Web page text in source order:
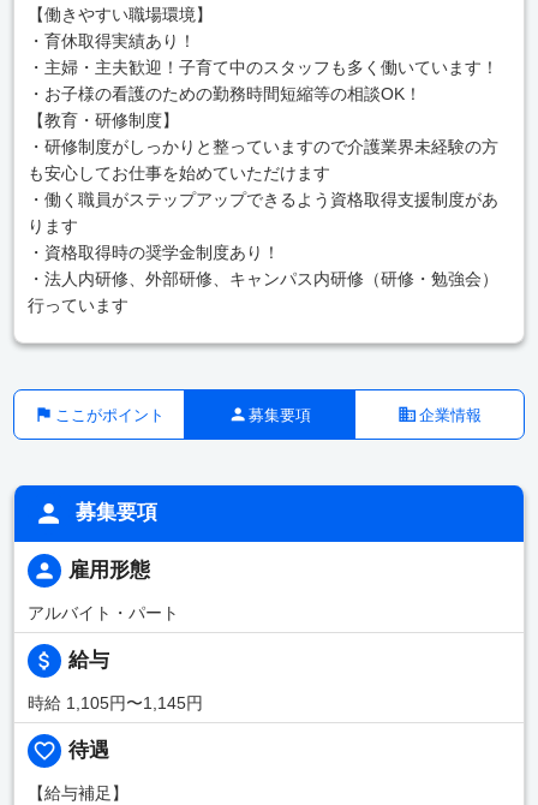
【働きやすい職場環境】
・育休取得実績あり！
・主婦・主夫歓迎！子育て中のスタッフも多く働いています！
・お子様の看護のための勤務時間短縮等の相談OK！
【教育・研修制度】
・研修制度がしっかりと整っていますので介護業界未経験の方
も安心してお仕事を始めていただけます
・働く職員がステップアップできるよう資格取得支援制度があ
ります
・資格取得時の奨学金制度あり！
・法人内研修、外部研修、キャンパス内研修（研修・勉強会）
行っています
ここがポイント 募集要項 企業情報
募集要項
雇用形態
アルバイト・パート
給与
時給 1,105円〜1,145円
待遇
【給与補足】